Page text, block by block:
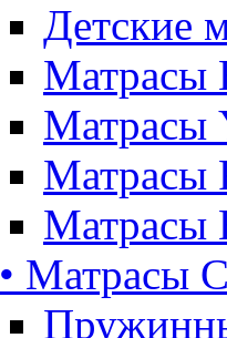
Детские
Матрасы
Матрасы
Матрасы
Матрасы
• Матрасы